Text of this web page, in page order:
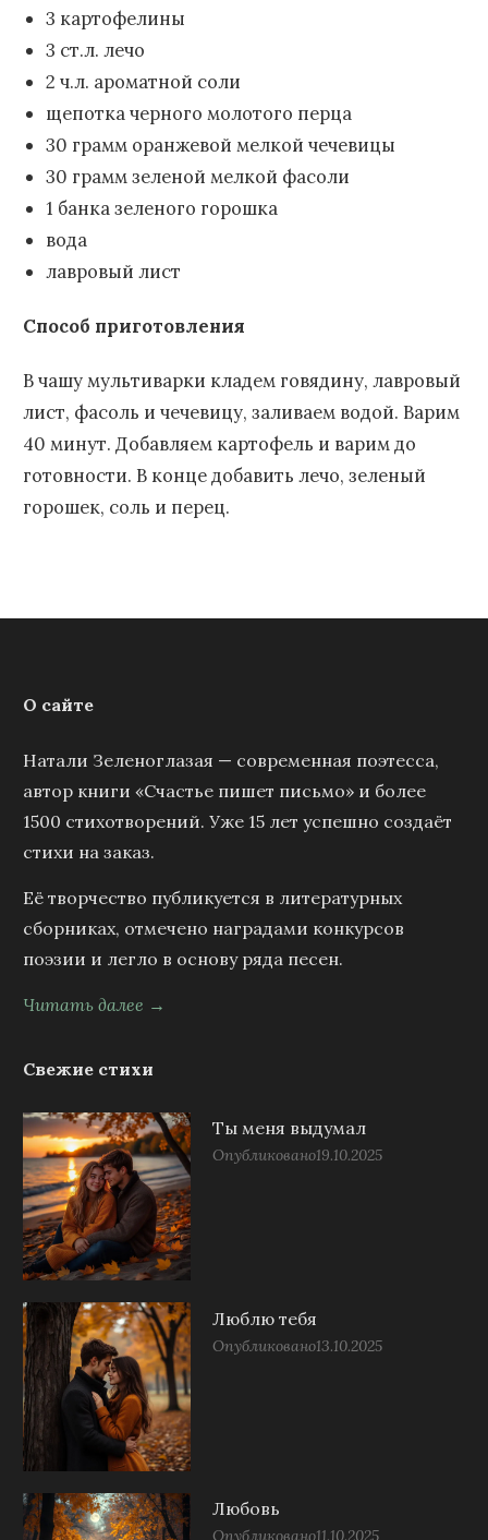
3 картофелины
3 ст.л. лечо
2 ч.л. ароматной соли
щепотка черного молотого перца
30 грамм оранжевой мелкой чечевицы
30 грамм зеленой мелкой фасоли
1 банка зеленого горошка
вода
лавровый лист
Способ приготовления
В чашу мультиварки кладем говядину, лавровый
лист, фасоль и чечевицу, заливаем водой. Варим
40 минут. Добавляем картофель и варим до
готовности. В конце добавить лечо, зеленый
горошек, соль и перец.
О сайте
Натали Зеленоглазая — современная поэтесса,
автор книги «Счастье пишет письмо» и более
1500 стихотворений. Уже 15 лет успешно создаёт
стихи на заказ.
Её творчество публикуется в литературных
сборниках, отмечено наградами конкурсов
поэзии и легло в основу ряда песен.
Читать далее →
Свежие стихи
Ты меня выдумал
Опубликовано19.10.2025
Люблю тебя
Опубликовано13.10.2025
Любовь
Опубликовано11.10.2025